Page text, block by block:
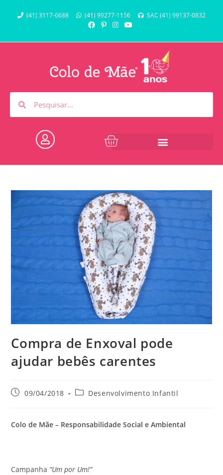
(41) 3117-6688 (41) 99277-1156 SAC (41) 99137-0832
Compra de Enxoval pode
ajudar bebês carentes
09/04/2018 Desenvolvimento Infantil
Colo de Mãe – Responsabilidade Social e Ambiental
Campanha “Um por Um!”